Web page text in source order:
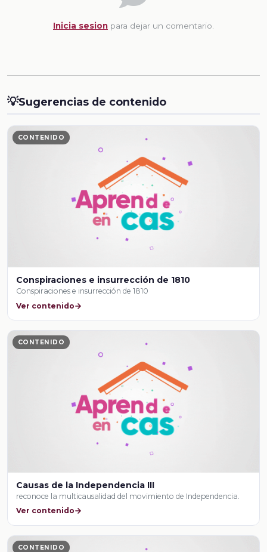
Inicia sesion para dejar un comentario.
💡Sugerencias de contenido
CONTENIDO
Conspiraciones e insurrección de 1810
Conspiraciones e insurrección de 1810
Ver contenido
CONTENIDO
Causas de la Independencia III
reconoce la multicausalidad del movimiento de Independencia.
Ver contenido
CONTENIDO